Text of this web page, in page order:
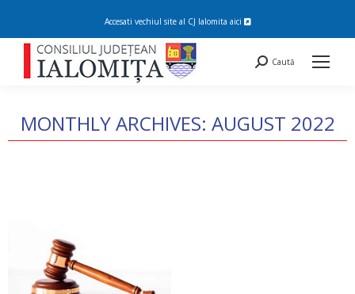
Accesati vechiul site al CJ Ialomita aici
Search:
Caută
MONTHLY ARCHIVES: AUGUST 2022
You are here: